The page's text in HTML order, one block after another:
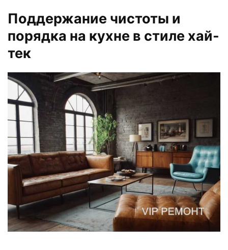
Поддержание чистоты и
порядка на кухне в стиле хай-
тек